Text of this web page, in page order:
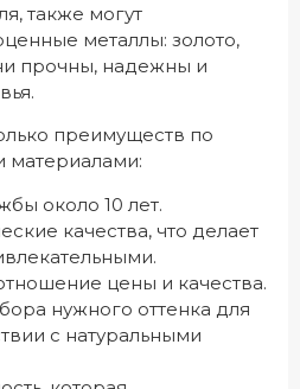
также могут
металлы: золото,
прочны, надежны и
преимуществ по
материалами:
около 10 лет.
качества, что делает
цены и качества.
нужного оттенка для
с натуральными